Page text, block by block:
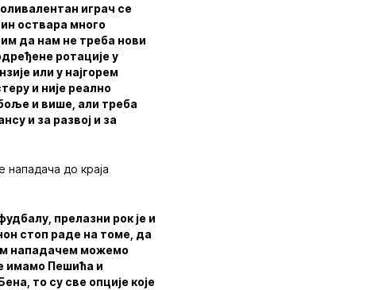
играч се
оствара много
да нам не треба нови
ротације у
или у најгорем
и није реално
и више, али треба
и за развој и за
до краја
прелазни рок је и
стоп раде на томе, да
нападачем можемо
имамо Пешића и
то су све опције које